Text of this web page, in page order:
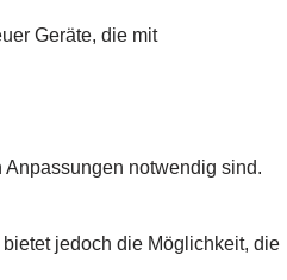
Geräte, die mit
Anpassungen notwendig sind.
jedoch die Möglichkeit, die